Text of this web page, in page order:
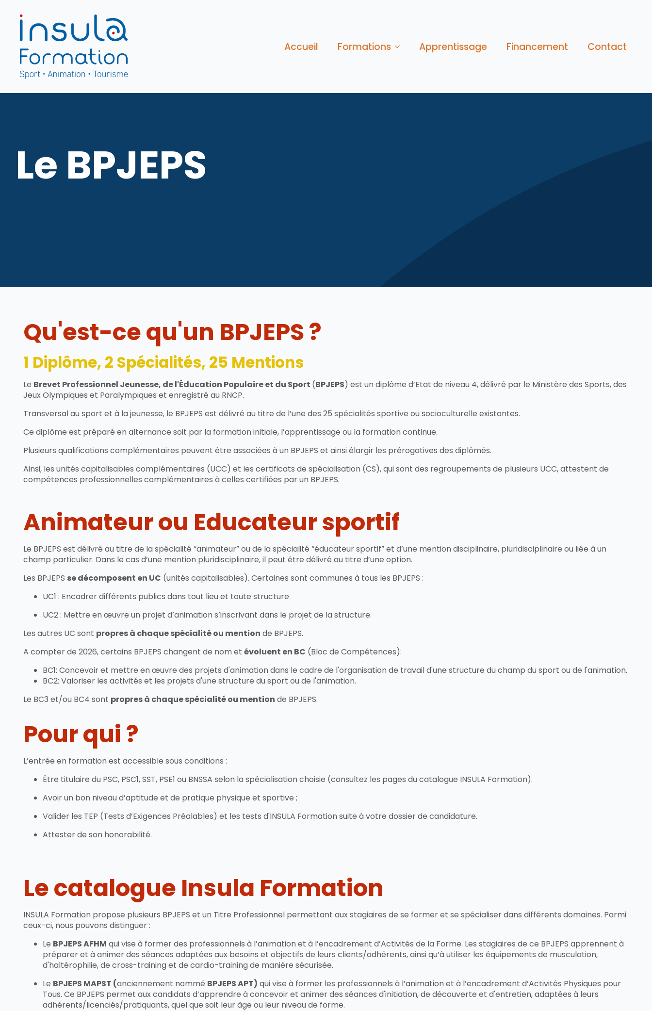
Accueil Formations Apprentissage Financement Contact
Le BPJEPS
Qu'est-ce qu'un BPJEPS ?
1 Diplôme, 2 Spécialités, 25 Mentions
Le Brevet Professionnel Jeunesse, de l'Éducation Populaire et du Sport (BPJEPS) est un diplôme d’Etat de niveau 4, délivré par le Ministère des Sports, des
Jeux Olympiques et Paralympiques et enregistré au RNCP.
Transversal au sport et à la jeunesse, le BPJEPS est délivré au titre de l’une des 25 spécialités sportive ou socioculturelle existantes.
Ce diplôme est préparé en alternance soit par la formation initiale, l’apprentissage ou la formation continue.
Plusieurs qualifications complémentaires peuvent être associées à un BPJEPS et ainsi élargir les prérogatives des diplômés.
Ainsi, les unités capitalisables complémentaires (UCC) et les certificats de spécialisation (CS), qui sont des regroupements de plusieurs UCC, attestent de
compétences professionnelles complémentaires à celles certifiées par un BPJEPS.
Animateur ou Educateur sportif
Le BPJEPS est délivré au titre de la spécialité “animateur” ou de la spécialité “éducateur sportif” et d’une mention disciplinaire, pluridisciplinaire ou liée à un
champ particulier. Dans le cas d’une mention pluridisciplinaire, il peut être délivré au titre d’une option.
Les BPJEPS se décomposent en UC (unités capitalisables). Certaines sont communes à tous les BPJEPS :
UC1 : Encadrer différents publics dans tout lieu et toute structure
UC2 : Mettre en œuvre un projet d’animation s’inscrivant dans le projet de la structure.
Les autres UC sont propres à chaque spécialité ou mention de BPJEPS.
A compter de 2026, certains BPJEPS changent de nom et évoluent en BC (Bloc de Compétences):
BC1: Concevoir et mettre en œuvre des projets d'animation dans le cadre de l'organisation de travail d'une structure du champ du sport ou de l'animation.
BC2: Valoriser les activités et les projets d'une structure du sport ou de l'animation.
Le BC3 et/ou BC4 sont propres à chaque spécialité ou mention de BPJEPS.
Pour qui ?
L’entrée en formation est accessible sous conditions :
Être titulaire du PSC, PSC1, SST, PSE1 ou BNSSA selon la spécialisation choisie (consultez les pages du catalogue INSULA Formation).
Avoir un bon niveau d’aptitude et de pratique physique et sportive ;
Valider les TEP (Tests d’Exigences Préalables) et les tests d'INSULA Formation suite à votre dossier de candidature.
Attester de son honorabilité.
Le catalogue Insula Formation
INSULA Formation propose plusieurs BPJEPS et un Titre Professionnel permettant aux stagiaires de se former et se spécialiser dans différents domaines. Parmi
ceux-ci, nous pouvons distinguer :
Le BPJEPS AFHM qui vise à former des professionnels à l’animation et à l’encadrement d’Activités de la Forme. Les stagiaires de ce BPJEPS apprennent à
préparer et à animer des séances adaptées aux besoins et objectifs de leurs clients/adhérents, ainsi qu’à utiliser les équipements de musculation,
d'haltérophilie, de cross-training et de cardio-training de manière sécurisée.
Le BPJEPS MAPST (anciennement nommé BPJEPS APT) qui vise à former les professionnels à l’animation et à l’encadrement d’Activités Physiques pour
Tous. Ce BPJEPS permet aux candidats d’apprendre à concevoir et animer des séances d'initiation, de découverte et d'entretien, adaptées à leurs
adhérents/licenciés/pratiquants, quel que soit leur âge ou leur niveau de forme.